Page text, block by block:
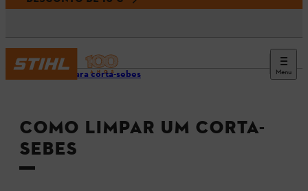
Menu
Dicas para corta-sebes
COMO LIMPAR UM CORTA-
SEBES